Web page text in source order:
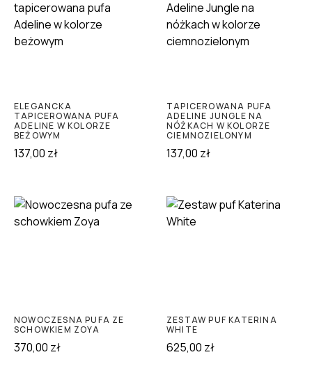
ELEGANCKA
TAPICEROWANA PUFA
ADELINE W KOLORZE
BEŻOWYM
137,00 zł
TAPICEROWANA PUFA
ADELINE JUNGLE NA
NÓŻKACH W KOLORZE
CIEMNOZIELONYM
137,00 zł
NOWOCZESNA PUFA ZE
SCHOWKIEM ZOYA
370,00 zł
ZESTAW PUF KATERINA
WHITE
625,00 zł